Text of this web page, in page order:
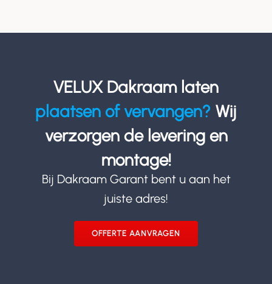
VELUX Dakraam laten
plaatsen of vervangen? Wij
verzorgen de levering en
montage!
Bij Dakraam Garant bent u aan het
juiste adres!
OFFERTE AANVRAGEN